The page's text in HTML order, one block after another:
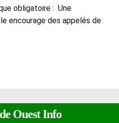
obligatoire : Une
encourage des appelés de
Ouest Info